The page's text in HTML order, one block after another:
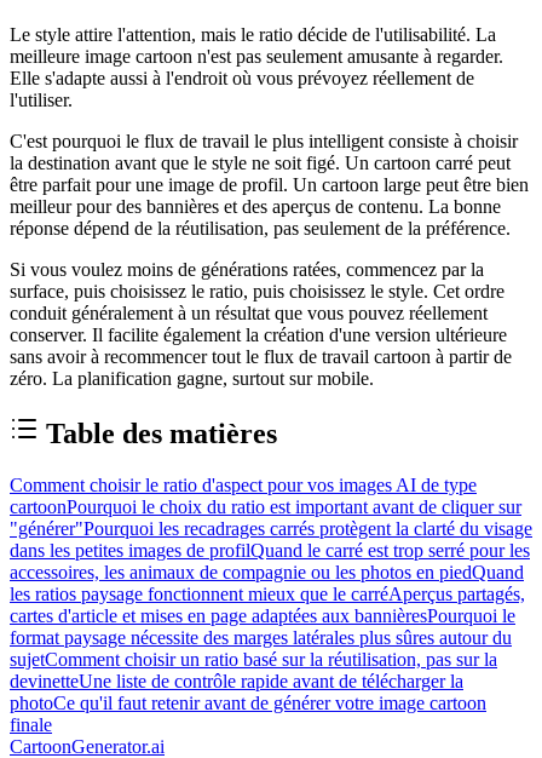
Le style attire l'attention, mais le ratio décide de l'utilisabilité. La
meilleure image cartoon n'est pas seulement amusante à regarder.
Elle s'adapte aussi à l'endroit où vous prévoyez réellement de
l'utiliser.
C'est pourquoi le flux de travail le plus intelligent consiste à choisir
la destination avant que le style ne soit figé. Un cartoon carré peut
être parfait pour une image de profil. Un cartoon large peut être bien
meilleur pour des bannières et des aperçus de contenu. La bonne
réponse dépend de la réutilisation, pas seulement de la préférence.
Si vous voulez moins de générations ratées, commencez par la
surface, puis choisissez le ratio, puis choisissez le style. Cet ordre
conduit généralement à un résultat que vous pouvez réellement
conserver. Il facilite également la création d'une version ultérieure
sans avoir à recommencer tout le flux de travail cartoon à partir de
zéro. La planification gagne, surtout sur mobile.
Table des matières
Comment choisir le ratio d'aspect pour vos images AI de type
cartoonPourquoi le choix du ratio est important avant de cliquer sur
"générer"Pourquoi les recadrages carrés protègent la clarté du visage
dans les petites images de profilQuand le carré est trop serré pour les
accessoires, les animaux de compagnie ou les photos en piedQuand
les ratios paysage fonctionnent mieux que le carréAperçus partagés,
cartes d'article et mises en page adaptées aux bannièresPourquoi le
format paysage nécessite des marges latérales plus sûres autour du
sujetComment choisir un ratio basé sur la réutilisation, pas sur la
devinetteUne liste de contrôle rapide avant de télécharger la
photoCe qu'il faut retenir avant de générer votre image cartoon
finale
CartoonGenerator.ai